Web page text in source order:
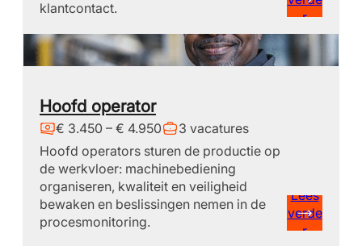
klantcontact.
r
Hoofd operator
€ 3.450 – € 4.950
3 vacatures
Hoofd operators sturen de productie op
de werkvloer: machinebediening
organiseren, kwaliteit en veiligheid
bewaken en beslissingen nemen in de
procesmonitoring.
Lees
verde
r